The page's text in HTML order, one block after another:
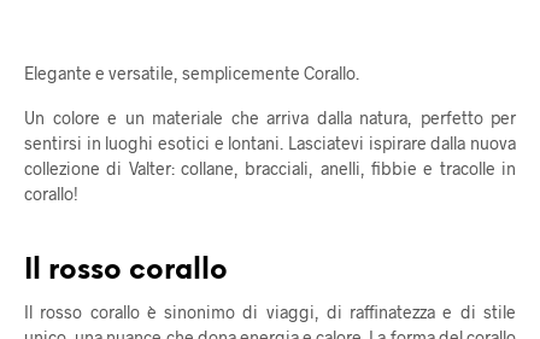
Elegante e versatile, semplicemente Corallo.
Un colore e un materiale che arriva dalla natura, perfetto per
sentirsi in luoghi esotici e lontani. Lasciatevi ispirare dalla nuova
collezione di Valter: collane, bracciali, anelli, fibbie e tracolle in
corallo!
Il rosso corallo
Il rosso corallo è sinonimo di viaggi, di raffinatezza e di stile